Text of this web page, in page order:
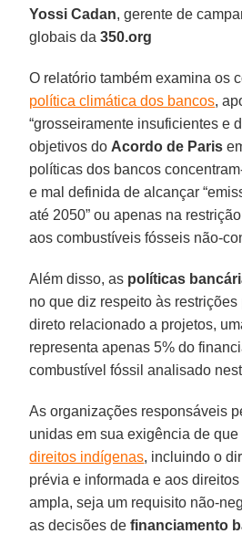
Yossi Cadan, gerente de
globais da350.org
O relatório também examina os
política climática dos bancos,
“grosseiramente insuficientes e
objetivos do Acordo de Paris
políticas dos bancos
e mal definida de alcançar
até 2050” ou apenas na
aos combustíveis fósseis não-
Além disso, as políticas
no que diz respeito às
direto relacionado a projetos,
representa apenas 5% do
combustível fóssil analisado
As organizações responsáveis
unidas em sua exigência de
direitos indígenas, incluindo o
prévia e informada e aos
ampla, seja um requisito não-
as decisões definanciamento